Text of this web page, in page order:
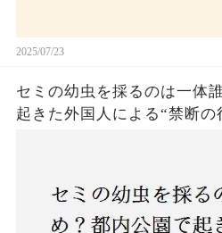
2025/07/23
セミの幼虫を採るのは一体
起きた外国人による“禁断の